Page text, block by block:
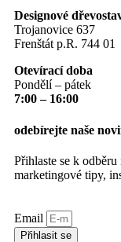
Designové
Trojanovice 637
Frenštát p.R. 744 01
Otevírací doba
Pondělí – pátek
7:00 – 16:00
odebírejte naše
Přihlaste se k odběru
marketingové tipy,
Email
Přihlasit se